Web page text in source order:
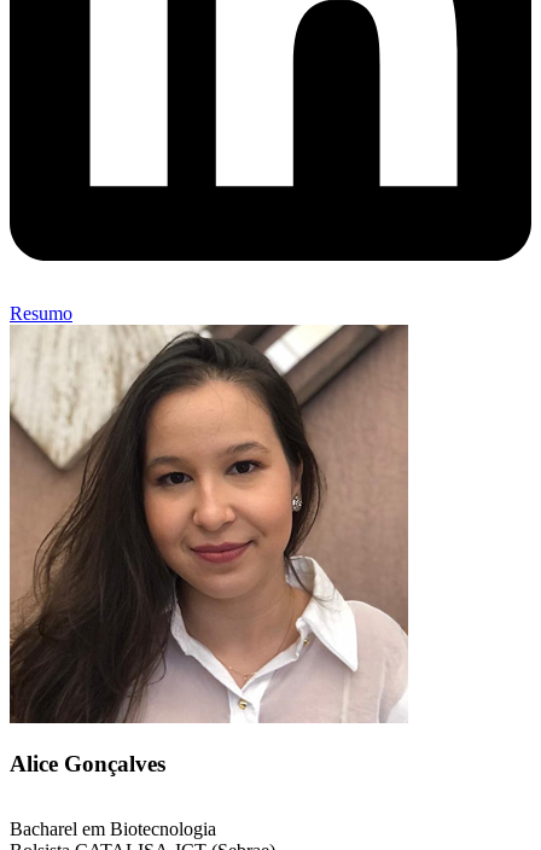
Resumo
Alice Gonçalves
Bacharel em Biotecnologia